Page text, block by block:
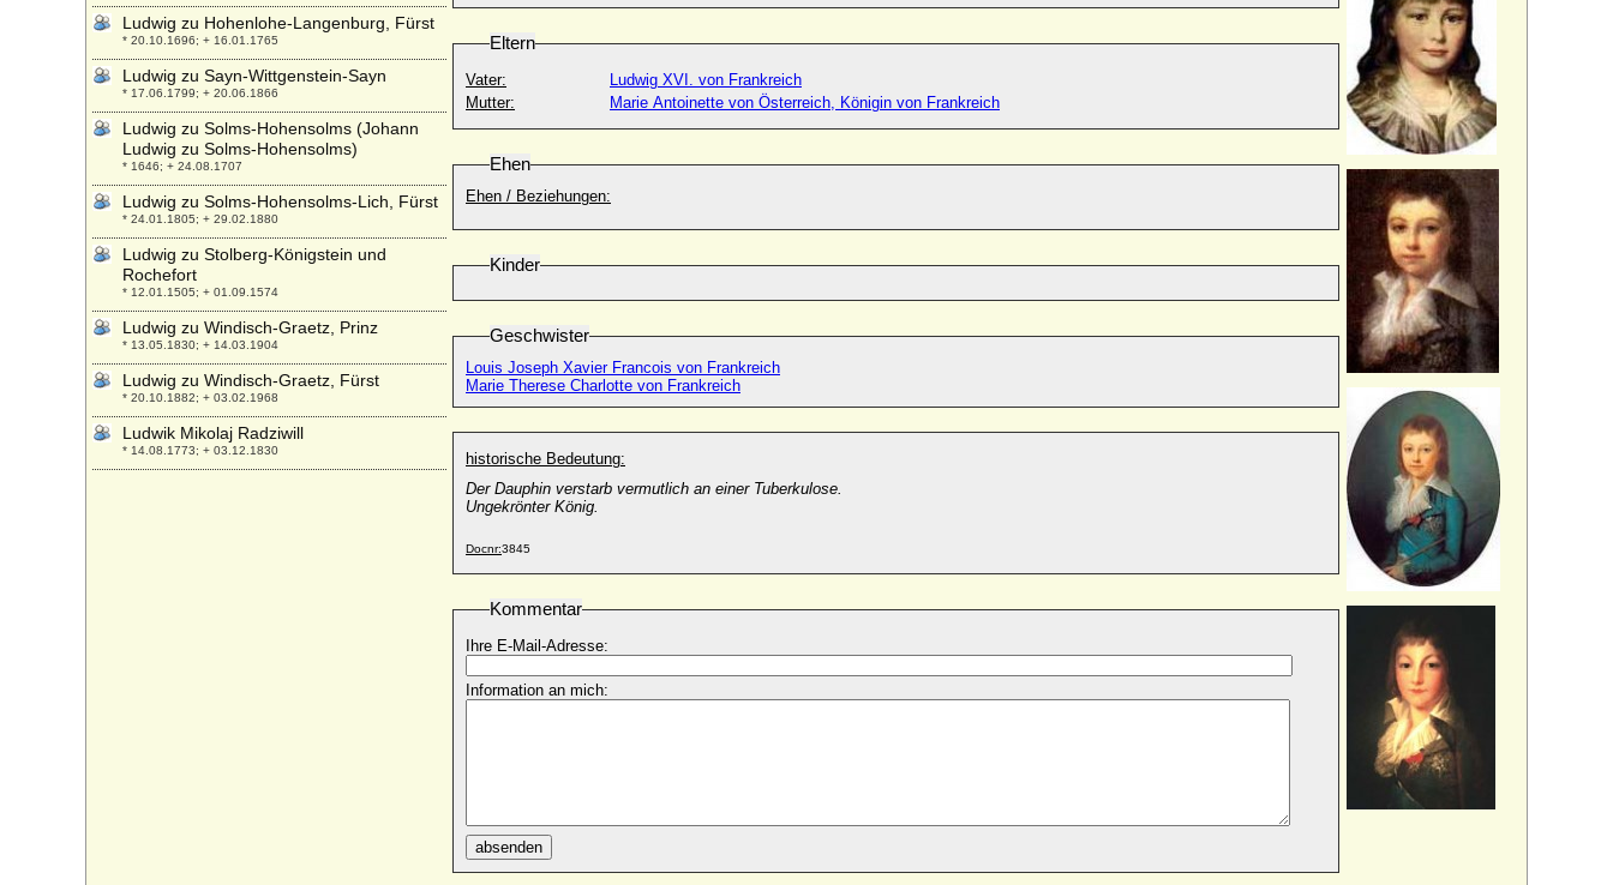
Eltern
Vater:
Ludwig XVI. von Frankreich
Mutter:
Marie Antoinette von Österreich, Königin von Frankreich
Ehen
Ehen / Beziehungen:
Kinder
Geschwister
Louis Joseph Xavier Francois von Frankreich
Marie Therese Charlotte von Frankreich
historische Bedeutung:
Der Dauphin verstarb vermutlich an einer Tuberkulose.
Ungekrönter König.
Docnr:3845
Kommentar
Ihre E-Mail-Adresse:
Information an mich:
absenden
Ludwig zu Hohenlohe-Langenburg, Fürst
* 20.10.1696; + 16.01.1765
Ludwig zu Sayn-Wittgenstein-Sayn
* 17.06.1799; + 20.06.1866
Ludwig zu Solms-Hohensolms (Johann
Ludwig zu Solms-Hohensolms)
* 1646; + 24.08.1707
Ludwig zu Solms-Hohensolms-Lich, Fürst
* 24.01.1805; + 29.02.1880
Ludwig zu Stolberg-Königstein und
Rochefort
* 12.01.1505; + 01.09.1574
Ludwig zu Windisch-Graetz, Prinz
* 13.05.1830; + 14.03.1904
Ludwig zu Windisch-Graetz, Fürst
* 20.10.1882; + 03.02.1968
Ludwik Mikolaj Radziwill
* 14.08.1773; + 03.12.1830